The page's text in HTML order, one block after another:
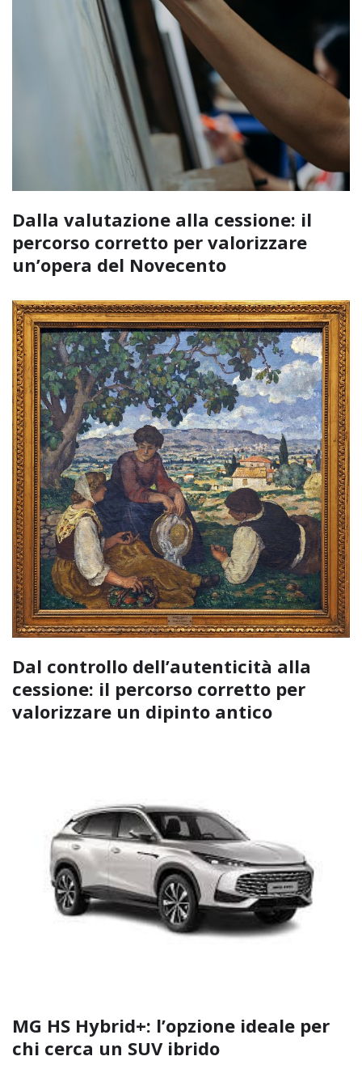
Dalla valutazione alla cessione: il
percorso corretto per valorizzare
un’opera del Novecento
Dal controllo dell’autenticità alla
cessione: il percorso corretto per
valorizzare un dipinto antico
MG HS Hybrid+: l’opzione ideale per
chi cerca un SUV ibrido